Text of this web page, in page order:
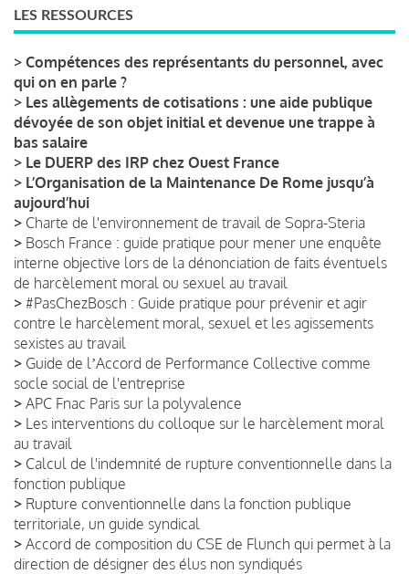
LES RESSOURCES
> Compétences des représentants du personnel, avec
qui on en parle ?
> Les allègements de cotisations : une aide publique
dévoyée de son objet initial et devenue une trappe à
bas salaire
> Le DUERP des IRP chez Ouest France
> L’Organisation de la Maintenance De Rome jusqu’à
aujourd’hui
> Charte de l'environnement de travail de Sopra-Steria
> Bosch France : guide pratique pour mener une enquête
interne objective lors de la dénonciation de faits éventuels
de harcèlement moral ou sexuel au travail
> #PasChezBosch : Guide pratique pour prévenir et agir
contre le harcèlement moral, sexuel et les agissements
sexistes au travail
> Guide de lʼAccord de Performance Collective comme
socle social de l'entreprise
> APC Fnac Paris sur la polyvalence
> Les interventions du colloque sur le harcèlement moral
au travail
> Calcul de l'indemnité de rupture conventionnelle dans la
fonction publique
> Rupture conventionnelle dans la fonction publique
territoriale, un guide syndical
> Accord de composition du CSE de Flunch qui permet à la
direction de désigner des élus non syndiqués